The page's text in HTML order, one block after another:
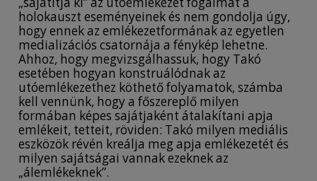
holokauszt eseményeinek és nem gondolja úgy,
hogy ennek az emlékezetformának az egyetlen
medializációs csatornája a fénykép lehetne.
Ahhoz, hogy megvizsgálhassuk, hogy Takó
esetében hogyan konstruálódnak az
utóemlékezethez köthető folyamatok, számba
kell vennünk, hogy a főszereplő milyen
formában képes sajátjaként átalakítani apja
emlékeit, tetteit, röviden: Takó milyen mediális
eszközök révén kreálja meg apja emlékezetét és
milyen sajátságai vannak ezeknek az
„álemlékeknek”.